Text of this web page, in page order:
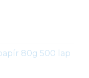
80g 500 lap